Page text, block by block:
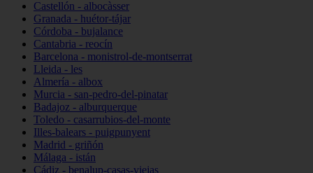
Castellón - albocàsser
Granada - huétor-tájar
Córdoba - bujalance
Cantabria - reocín
Barcelona - monistrol-de-montserrat
Lleida - les
Almería - albox
Murcia - san-pedro-del-pinatar
Badajoz - alburquerque
Toledo - casarrubios-del-monte
Illes-balears - puigpunyent
Madrid - griñón
Málaga - istán
Cádiz - benalup-casas-viejas